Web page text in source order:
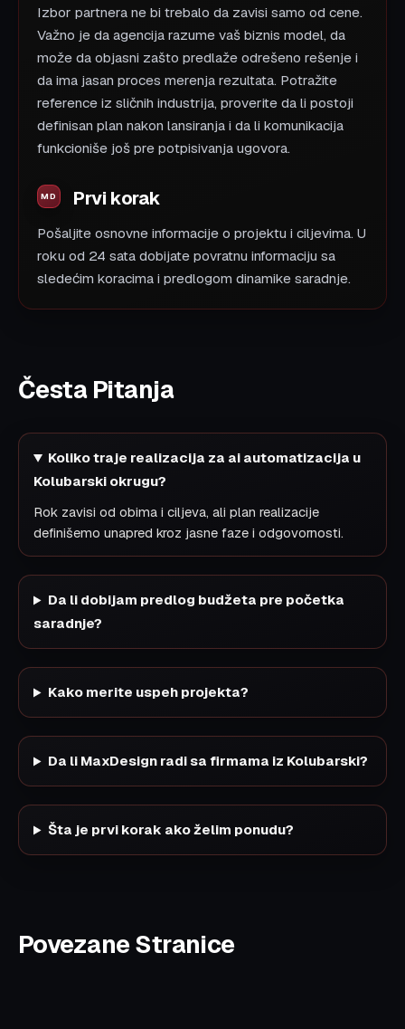
Izbor partnera ne bi trebalo da zavisi samo od cene.
Važno je da agencija razume vaš biznis model, da
može da objasni zašto predlaže odrešeno rešenje i
da ima jasan proces merenja rezultata. Potražite
reference iz sličnih industrija, proverite da li postoji
definisan plan nakon lansiranja i da li komunikacija
funkcioniše još pre potpisivanja ugovora.
Prvi korak
Pošaljite osnovne informacije o projektu i ciljevima. U
roku od 24 sata dobijate povratnu informaciju sa
sledećim koracima i predlogom dinamike saradnje.
Česta Pitanja
Koliko traje realizacija za ai automatizacija u
Kolubarski okrugu?
Rok zavisi od obima i ciljeva, ali plan realizacije
definišemo unapred kroz jasne faze i odgovornosti.
Da li dobijam predlog budžeta pre početka
saradnje?
Kako merite uspeh projekta?
Da li MaxDesign radi sa firmama iz Kolubarski?
Šta je prvi korak ako želim ponudu?
Povezane Stranice